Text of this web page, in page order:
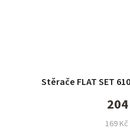
Stěrače FLAT SET
169